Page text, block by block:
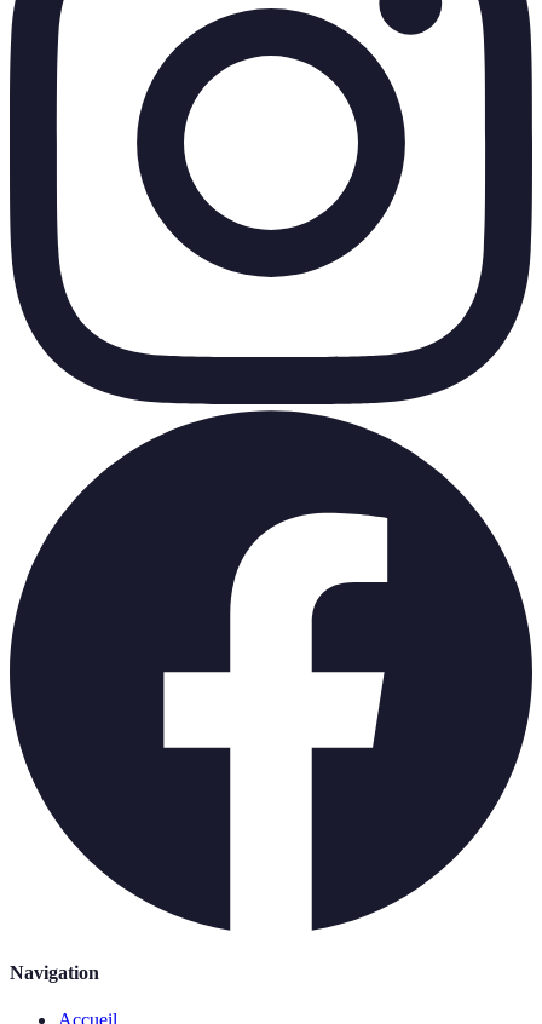
Navigation